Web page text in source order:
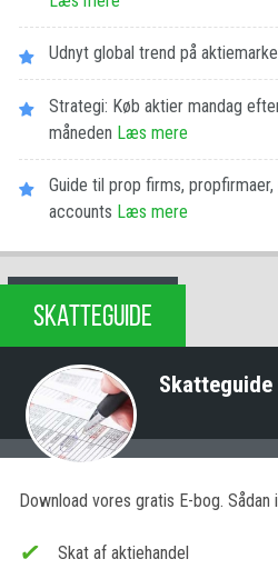
Udnyt global trend på
Strategi: Køb aktier mandag
måneden Læs mere
Guide til prop firms,
accounts Læs mere
SKATTEGUIDE
Download vores gratis E-bog.
Skat af aktiehandel